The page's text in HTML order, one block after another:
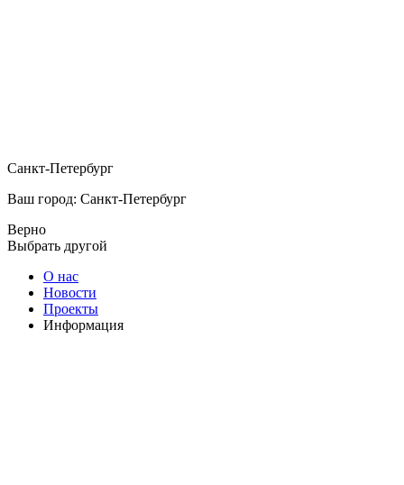
Санкт-Петербург
Ваш город: Санкт-Петербург
Верно
Выбрать другой
О нас
Новости
Проекты
Информация